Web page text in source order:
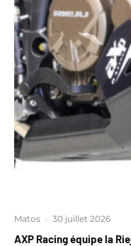
Matos · 30 juillet 2026
AXP Racing équipe la